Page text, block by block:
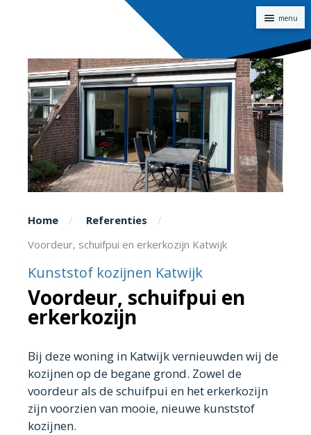
Home
Referenties
Voordeur, schuifpui en erkerkozijn Katwijk
Kunststof kozijnen Katwijk
Voordeur, schuifpui en
erkerkozijn
Bij deze woning in Katwijk vernieuwden wij de
kozijnen op de begane grond. Zowel de
voordeur als de schuifpui en het erkerkozijn
zijn voorzien van mooie, nieuwe kunststof
kozijnen.